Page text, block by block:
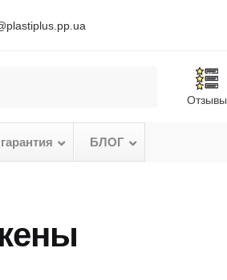
Отзывы
– БЛОГ –